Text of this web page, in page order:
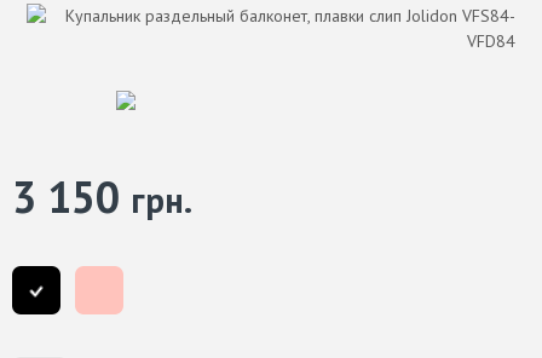
3 150 грн.